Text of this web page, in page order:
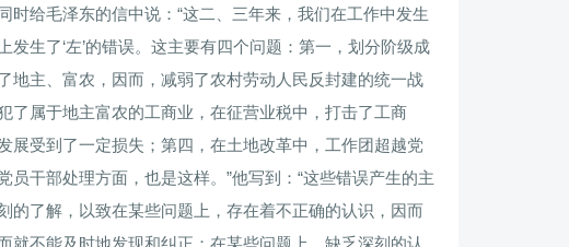
给毛泽东的信中说：“这二、三年来，我们在工作中发生
生了‘左’的错误。这主要有四个问题：第一，划分阶级成
地主、富农，因而，减弱了农村劳动人民反封建的统一战
了属于地主富农的工商业，在征营业税中，打击了工商
展受到了一定损失；第四，在土地改革中，工作团超越党
干部处理方面，也是这样。”他写到：“这些错误产生的主
了解，以致在某些问题上，存在着不正确的认识，因而
不能及时地发现和纠正；在某些问题上，缺乏深刻的认